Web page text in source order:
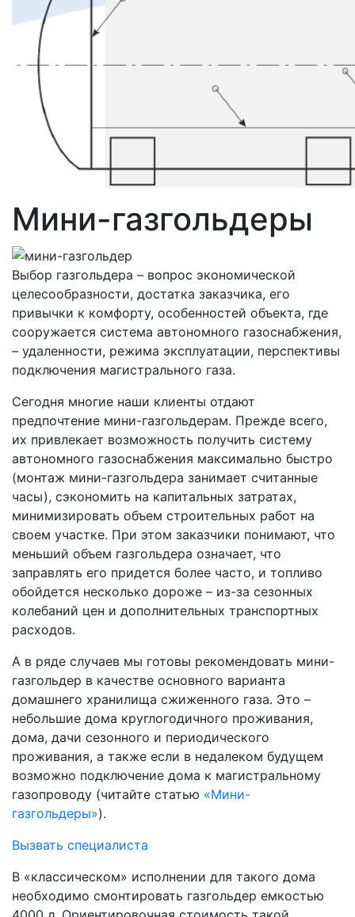
Мини-газгольдеры
Выбор газгольдера – вопрос экономической
целесообразности, достатка заказчика, его
привычки к комфорту, особенностей объекта, где
сооружается система автономного газоснабжения,
– удаленности, режима эксплуатации, перспективы
подключения магистрального газа.
Сегодня многие наши клиенты отдают
предпочтение мини-газгольдерам. Прежде всего,
их привлекает возможность получить систему
автономного газоснабжения максимально быстро
(монтаж мини-газгольдера занимает считанные
часы), сэкономить на капитальных затратах,
минимизировать объем строительных работ на
своем участке. При этом заказчики понимают, что
меньший объем газгольдера означает, что
заправлять его придется более часто, и топливо
обойдется несколько дороже – из-за сезонных
колебаний цен и дополнительных транспортных
расходов.
А в ряде случаев мы готовы рекомендовать мини-
газгольдер в качестве основного варианта
домашнего хранилища сжиженного газа. Это –
небольшие дома круглогодичного проживания,
дома, дачи сезонного и периодического
проживания, а также если в недалеком будущем
возможно подключение дома к магистральному
газопроводу (читайте статью «Мини-
газгольдеры»).
Вызвать специалиста
В «классическом» исполнении для такого дома
необходимо смонтировать газгольдер емкостью